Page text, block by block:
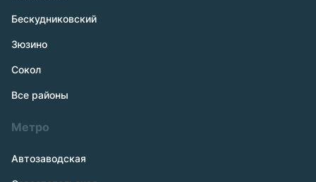
Бескудниковский
Зюзино
Сокол
Все районы
Метро
Автозаводская